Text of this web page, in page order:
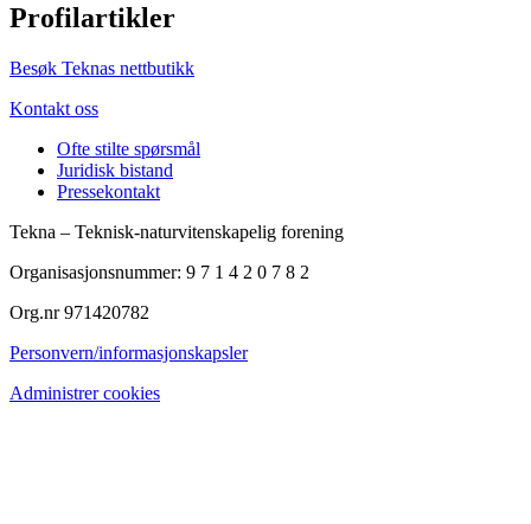
Profilartikler
Besøk Teknas nettbutikk
Kontakt oss
Ofte stilte spørsmål
Juridisk bistand
Pressekontakt
Tekna – Teknisk-naturvitenskapelig forening
Organisasjonsnummer: 9 7 1 4 2 0 7 8 2
Org.nr 971420782
Personvern/informasjonskapsler
Administrer cookies